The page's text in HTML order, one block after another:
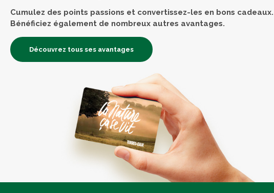
Cumulez des points passions et convertissez-les en bons cadeaux.
Bénéficiez également de nombreux autres avantages.
Découvrez tous ses avantages